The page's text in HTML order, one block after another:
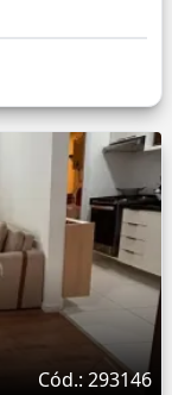
Cód.: 293146